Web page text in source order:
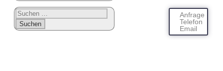
Suchen
nach:
Anfrage
Telefon
Email